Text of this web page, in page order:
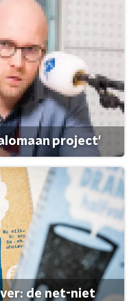
project'
de net-niet